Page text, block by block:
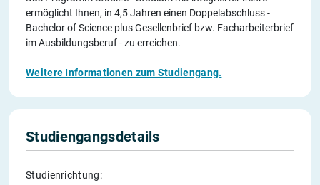
ermöglicht Ihnen, in 4,5 Jahren einen Doppelabschluss -
Bachelor of Science plus Gesellenbrief bzw. Facharbeiterbrief
im Ausbildungsberuf - zu erreichen.
Weitere Informationen zum Studiengang.
Studiengangsdetails
Studienrichtung: